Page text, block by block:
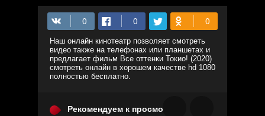
Наш онлайн кинотеатр позволяет смотреть
видео также на телефонах или планшетах и
предлагает фильм Все оттенки Токио! (2020)
смотреть онлайн в хорошем качестве hd 1080
полностью бесплатно.
Рекомендуем к просмотру: